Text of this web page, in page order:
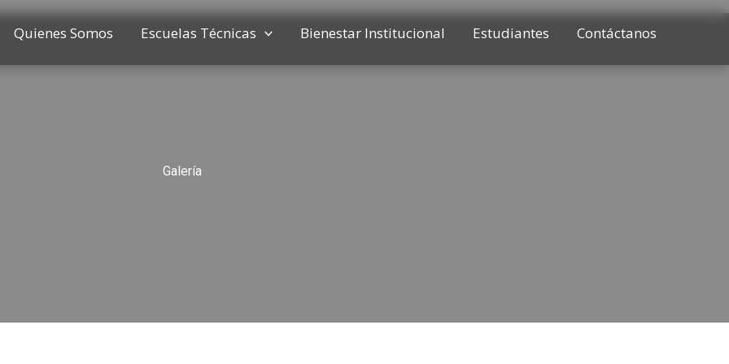
Quienes Somos Escuelas Técnicas Bienestar Institucional Estudiantes Contáctanos
Galería